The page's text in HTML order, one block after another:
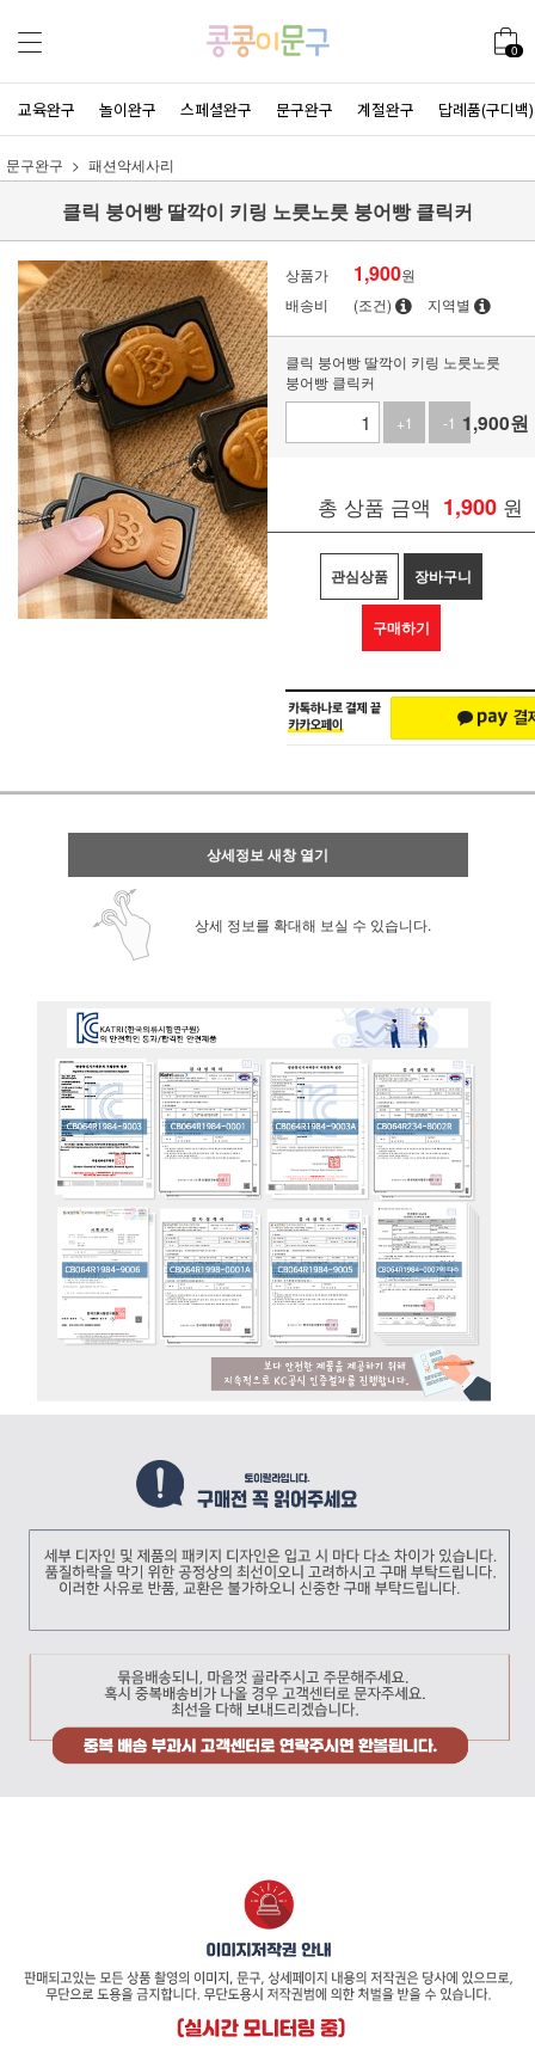
0
교육완구 놀이완구 스페셜완구 문구완구 계절완구 답례품(구디백)
문구완구 패션악세사리
클릭 붕어빵 딸깍이 키링 노릇노릇 붕어빵 클릭커
상품가 1,900원
배송비
(조건) 지역별
클릭 붕어빵 딸깍이 키링 노릇노릇
붕어빵 클릭커
+1
-1 1,900원
총 상품 금액 1,900 원
관심상품 장바구니
구매하기
상세정보 새창 열기
상세 정보를 확대해 보실 수 있습니다.